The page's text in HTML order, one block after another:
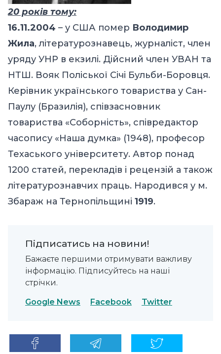
20 років тому:
16.11.2004 – у США помер Володимир
Жила, літературознавець, журналіст, член
уряду УНР в екзилі. Дійсний член УВАН та
НТШ. Вояк Поліської Січі Бульби-Боровця.
Керівник українського товариства у Сан-
Паулу (Бразилія), співзасновник
товариства «Соборність», співредактор
часопису «Наша думка» (1948), професор
Техаського університету. Автор понад
1200 статей, перекладів і рецензій а також
літературознавчих праць. Народився у м.
Збараж на Тернопільщині 1919.
Підписатись на новини!
Бажаєте першими отримувати важливу
інформацію. Підписуйтесь на наші
стрічки.
Google News Facebook Twitter